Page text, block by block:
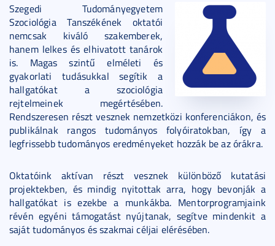
Szegedi Tudományegyetem
Szociológia Tanszékének oktatói
nemcsak kiváló szakemberek,
hanem lelkes és elhivatott tanárok
is. Magas szintű elméleti és
gyakorlati tudásukkal segítik a
hallgatókat a szociológia
rejtelmeinek megértésében.
Rendszeresen részt vesznek nemzetközi konferenciákon, és
publikálnak rangos tudományos folyóiratokban, így a
legfrissebb tudományos eredményeket hozzák be az órákra.
Oktatóink aktívan részt vesznek különböző kutatási
projektekben, és mindig nyitottak arra, hogy bevonják a
hallgatókat is ezekbe a munkákba. Mentorprogramjaink
révén egyéni támogatást nyújtanak, segítve mindenkit a
saját tudományos és szakmai céljai elérésében.